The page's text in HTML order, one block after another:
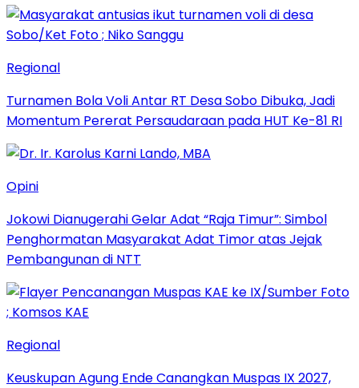
Regional
Turnamen Bola Voli Antar RT Desa Sobo Dibuka, Jadi
Momentum Pererat Persaudaraan pada HUT Ke-81 RI
Opini
Jokowi Dianugerahi Gelar Adat “Raja Timur”: Simbol
Penghormatan Masyarakat Adat Timor atas Jejak
Pembangunan di NTT
Regional
Keuskupan Agung Ende Canangkan Muspas IX 2027,